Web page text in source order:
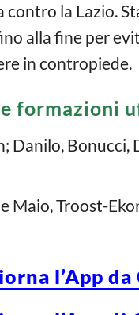
la Lazio.
alla fine per
in contropiede.
formazioni
Danilo,
Maio, Troost-
l’App